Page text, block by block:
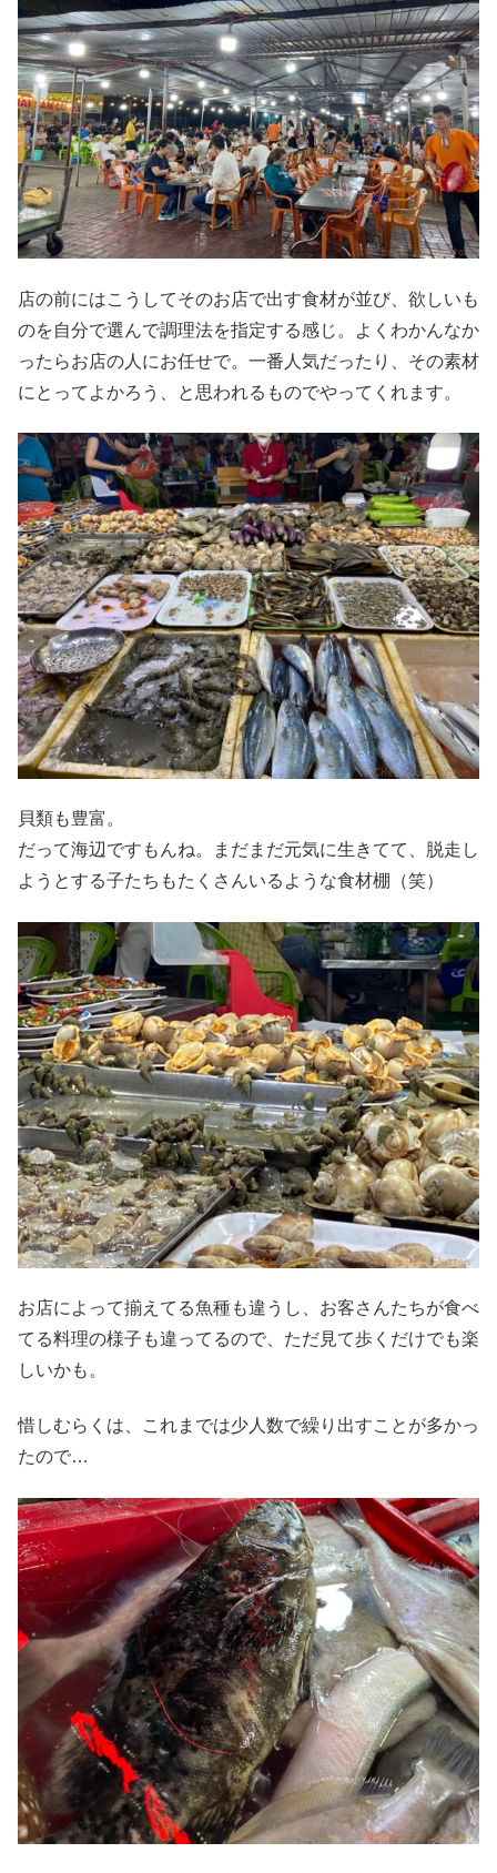
店の前にはこうしてそのお店で出す食材が並び、欲しいも
のを自分で選んで調理法を指定する感じ。よくわかんなか
ったらお店の人にお任せで。一番人気だったり、その素材
にとってよかろう、と思われるものでやってくれます。
貝類も豊富。
だって海辺ですもんね。まだまだ元気に生きてて、脱走し
ようとする子たちもたくさんいるような食材棚（笑）
お店によって揃えてる魚種も違うし、お客さんたちが食べ
てる料理の様子も違ってるので、ただ見て歩くだけでも楽
しいかも。
惜しむらくは、これまでは少人数で繰り出すことが多かっ
たので…